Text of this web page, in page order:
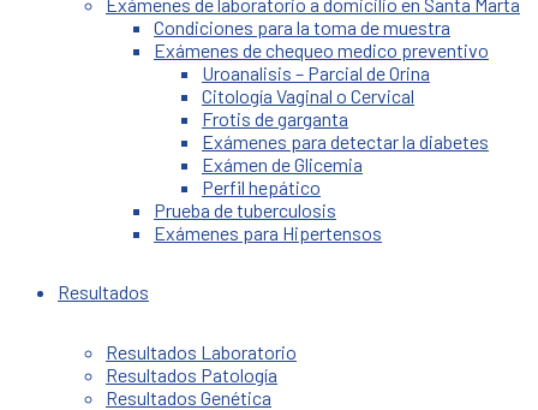
Condiciones para la toma de muestra
Exámenes de chequeo medico preventivo
Uroanalisis – Parcial de Orina
Citología Vaginal o Cervical
Frotis de garganta
Exámenes para detectar la diabetes
Exámen de Glicemia
Perfil hepático
Prueba de tuberculosis
Exámenes para Hipertensos
Resultados
Resultados Laboratorio
Resultados Patología
Resultados Genética